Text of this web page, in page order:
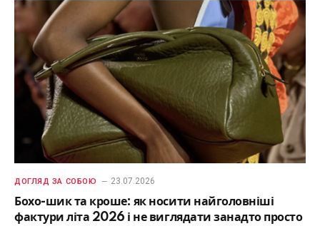
ДОГЛЯД ЗА СОБОЮ 23.07.2026
Бохо-шик та кроше: як носити найголовніші
фактури літа 2026 і не виглядати занадто просто